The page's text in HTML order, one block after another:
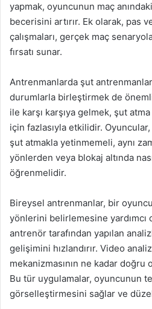
yapmak, oyuncunun maç
becerisini artırır. Ek olarak, pas
çalışmaları, gerçek maç
fırsatı sunar.
Antrenmanlarda şut
durumlarla birleştirmek de
ile karşı karşıya gelmek, şut
için fazlasıyla etkilidir.
şut atmakla yetinmemeli, aynı
yönlerden veya blokaj altında
öğrenmelidir.
Bireysel antrenmanlar, bir
yönlerini belirlemesine yardımcı
antrenör tarafından yapılan
gelişimini hızlandırır. Video
mekanizmasının ne kadar
Bu tür uygulamalar, oyuncunun
görselleştirmesini sağlar ve